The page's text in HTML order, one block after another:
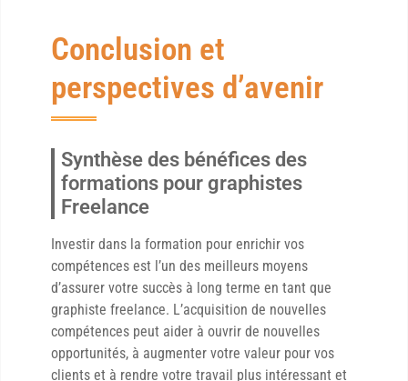
Conclusion et
perspectives d’avenir
Synthèse des bénéfices des
formations pour graphistes
Freelance
Investir dans la formation pour enrichir vos
compétences est l’un des meilleurs moyens
d’assurer votre succès à long terme en tant que
graphiste freelance. L’acquisition de nouvelles
compétences peut aider à ouvrir de nouvelles
opportunités, à augmenter votre valeur pour vos
clients et à rendre votre travail plus intéressant et